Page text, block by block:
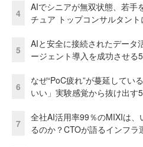
4
AIでシニアが無双状態、若手
チュア トップコンサルタント
5
AIと安全に接続されたデー
ージェント導入を成功させる
6
なぜ“PoC疲れ”が蔓延して
いい」実験感覚から抜け出す
7
全社AI活用率99％のMIXIは
るのか？CTOが語るインフラ